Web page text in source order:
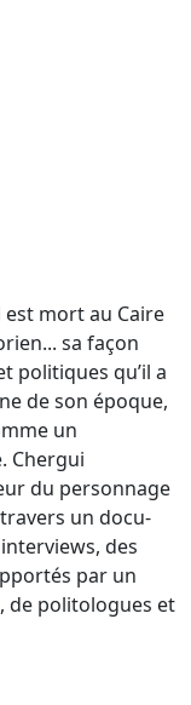
est mort au Caire
sa façon
politiques qu’il a
de son époque,
un
Chergui
du personnage
un docu-
des
par un
de politologues et